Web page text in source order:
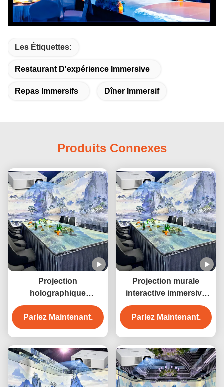
Les Étiquettes:
Restaurant D'expérience Immersive
Repas Immersifs Dîner Immersif
Produits Connexes
Projection
holographique
immersive pour salle de
mariage, avec
cartographie 3D sur le
Parlez Maintenant.
Projection murale
interactive immersive
Aurores boréales
Système de projection
immersif pour salle de
immersive
Parlez Maintenant.